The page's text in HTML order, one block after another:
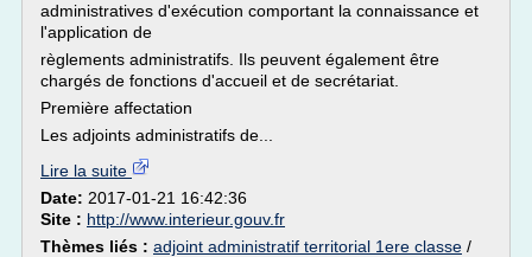
administratives d'exécution comportant la connaissance et
l'application de
règlements administratifs. Ils peuvent également être
chargés de fonctions d'accueil et de secrétariat.
Première affectation
Les adjoints administratifs de...
Lire la suite
Date: 2017-01-21 16:42:36
Site : http://www.interieur.gouv.fr
Thèmes liés : adjoint administratif territorial 1ere classe /